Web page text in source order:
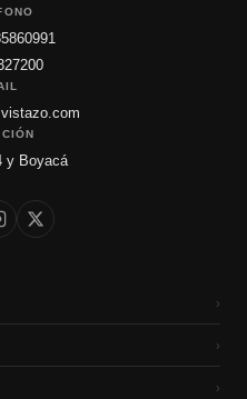
y Boyacá
›
›
›